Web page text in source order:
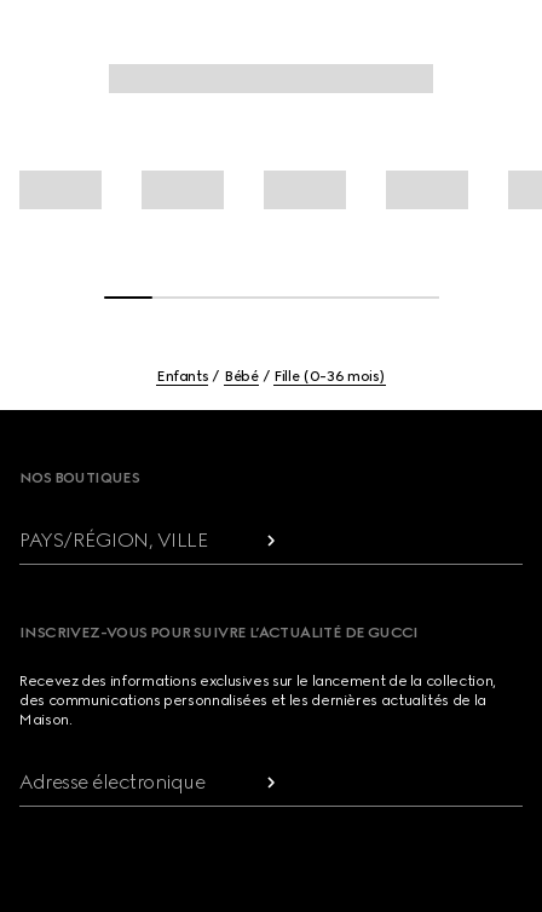
Enfants Bébé Fille (0-36 mois)
NOS BOUTIQUES
PAYS/RÉGION, VILLE
INSCRIVEZ-VOUS POUR SUIVRE L’ACTUALITÉ DE GUCCI
Recevez des informations exclusives sur le lancement de la collection,
des communications personnalisées et les dernières actualités de la
Maison.
Adresse électronique